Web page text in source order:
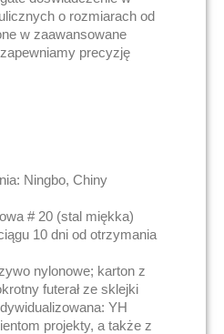
o rozmiarach od
w zaawansowane
precyzję
Ningbo, Chiny
# 20 (stal miękka)
10 dni od otrzymania
nylonowe; karton z
futerał ze sklejki
YH
projekty, a także z